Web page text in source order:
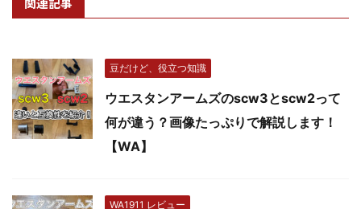
豆だけど、役立つ知識
ウエスタンアームズのscw3とscw2って
何が違う？画像たっぷりで解説します！
【WA】
WA1911 レビュー